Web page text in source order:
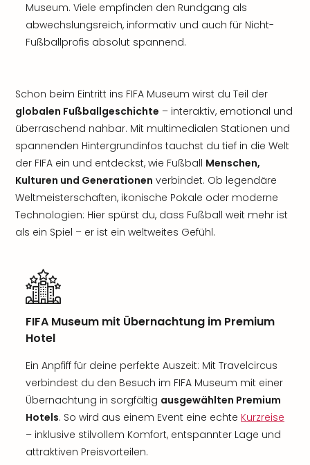
Museum. Viele empfinden den Rundgang als
abwechslungsreich, informativ und auch für Nicht-
Fußballprofis absolut spannend.
Schon beim Eintritt ins FIFA Museum wirst du Teil der
globalen Fußballgeschichte – interaktiv, emotional und
überraschend nahbar. Mit multimedialen Stationen und
spannenden Hintergrundinfos tauchst du tief in die Welt
der FIFA ein und entdeckst, wie Fußball Menschen,
Kulturen und Generationen verbindet. Ob legendäre
Weltmeisterschaften, ikonische Pokale oder moderne
Technologien: Hier spürst du, dass Fußball weit mehr ist
als ein Spiel – er ist ein weltweites Gefühl.
FIFA Museum mit Übernachtung im Premium
Hotel
Ein Anpfiff für deine perfekte Auszeit: Mit Travelcircus
verbindest du den Besuch im FIFA Museum mit einer
Übernachtung in sorgfältig ausgewählten Premium
Hotels. So wird aus einem Event eine echte Kurzreise
– inklusive stilvollem Komfort, entspannter Lage und
attraktiven Preisvorteilen.